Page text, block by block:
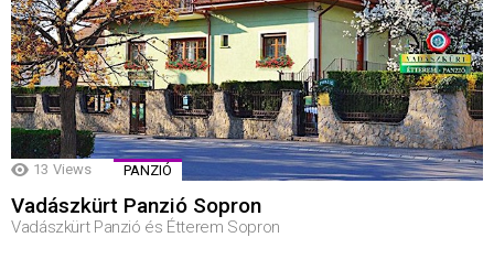
13 Views PANZIÓ
Vadászkürt Panzió Sopron
Vadászkürt Panzió és Étterem Sopron